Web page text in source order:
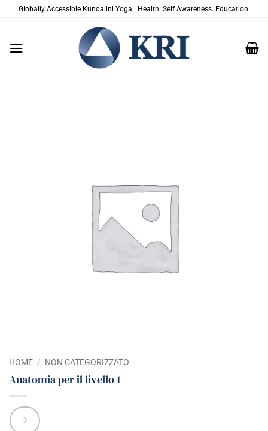
SaltaGlobally Accessible Kundalini Yoga | Health. Self Awareness. Education.
HOME / NON CATEGORIZZATO
Anatomia per il livello 1